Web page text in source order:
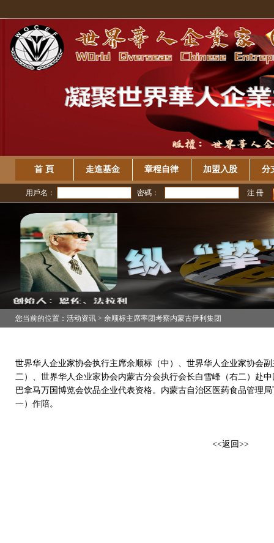
首 頁 走進基金 章程自律 加盟入股 分
用戶名： 密碼： 注 冊
您当前的位置：活动资讯 > 余顺标主席率团考察内蒙古伊利集团
世界华人企业家协会执行主席余顺标（中）、世界华人企业家协会
二）、世界华人企业家协会内蒙古分会执行会长白雪峰（右二）赴
巴拿马万国博览会饮品企业代表资格。内蒙古自治区医药食品管理
一）作陪。
<<返回>>